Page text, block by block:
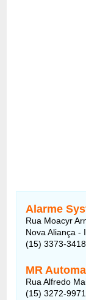
Alarme
Rua Moacyr
Nova Aliança -
(15) 3373-3418
MR
Rua Alfredo
(15) 3272-9971